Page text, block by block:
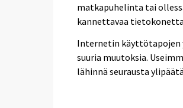
matkapuhelinta tai
kannettavaa
Internetin käyttötapojen
suuria muutoksia.
lähinnä seurausta